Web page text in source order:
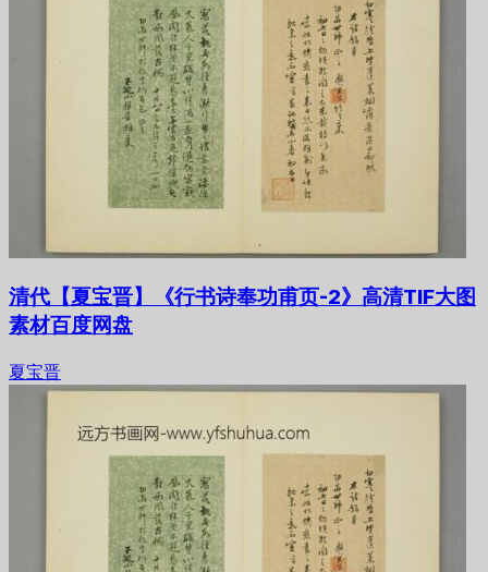
清代【夏宝晋】《行书诗奉功甫页-2》高清TIF大图
素材百度网盘
夏宝晋